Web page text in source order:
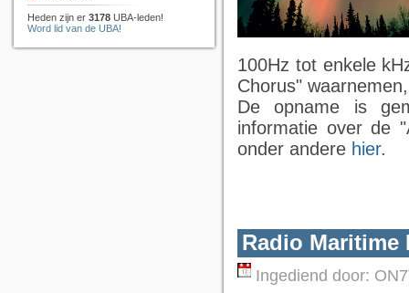
Heden zijn er 3178 UBA-leden!
Word lid van de UBA!
100Hz tot enkele
Chorus"
De opname is
informatie over de
onder andere hier.
Radio Maritime
Ingediend door: